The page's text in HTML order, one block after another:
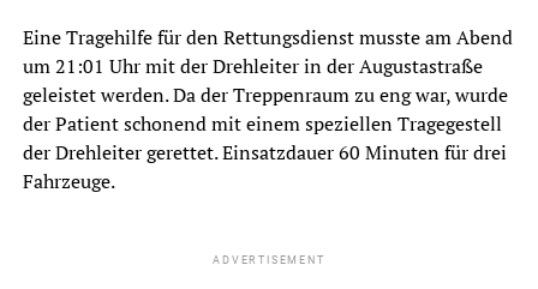
Eine Tragehilfe für den Rettungsdienst musste am Abend
um 21:01 Uhr mit der Drehleiter in der Augustastraße
geleistet werden. Da der Treppenraum zu eng war, wurde
der Patient schonend mit einem speziellen Tragegestell
der Drehleiter gerettet. Einsatzdauer 60 Minuten für drei
Fahrzeuge.
ADVERTISEMENT